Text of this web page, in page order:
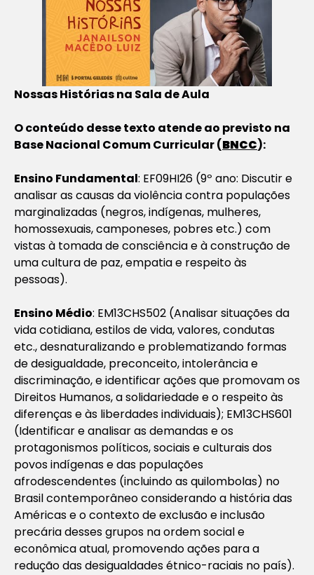
Nossas Histórias na Sala de Aula
O conteúdo desse texto atende ao previsto na
Base Nacional Comum Curricular (BNCC):
Ensino Fundamental: EF09HI26 (9º ano: Discutir e
analisar as causas da violência contra populações
marginalizadas (negros, indígenas, mulheres,
homossexuais, camponeses, pobres etc.) com
vistas à tomada de consciência e à construção de
uma cultura de paz, empatia e respeito às
pessoas).
Ensino Médio: EM13CHS502 (Analisar situações da
vida cotidiana, estilos de vida, valores, condutas
etc., desnaturalizando e problematizando formas
de desigualdade, preconceito, intolerância e
discriminação, e identificar ações que promovam os
Direitos Humanos, a solidariedade e o respeito às
diferenças e às liberdades individuais); EM13CHS601
(Identificar e analisar as demandas e os
protagonismos políticos, sociais e culturais dos
povos indígenas e das populações
afrodescendentes (incluindo as quilombolas) no
Brasil contemporâneo considerando a história das
Américas e o contexto de exclusão e inclusão
precária desses grupos na ordem social e
econômica atual, promovendo ações para a
redução das desigualdades étnico-raciais no país).